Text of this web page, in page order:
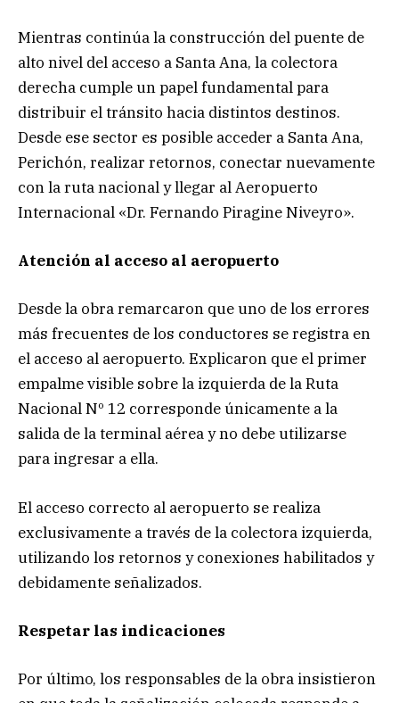
Mientras continúa la construcción del puente de
alto nivel del acceso a Santa Ana, la colectora
derecha cumple un papel fundamental para
distribuir el tránsito hacia distintos destinos.
Desde ese sector es posible acceder a Santa Ana,
Perichón, realizar retornos, conectar nuevamente
con la ruta nacional y llegar al Aeropuerto
Internacional «Dr. Fernando Piragine Niveyro».
Atención al acceso al aeropuerto
Desde la obra remarcaron que uno de los errores
más frecuentes de los conductores se registra en
el acceso al aeropuerto. Explicaron que el primer
empalme visible sobre la izquierda de la Ruta
Nacional Nº 12 corresponde únicamente a la
salida de la terminal aérea y no debe utilizarse
para ingresar a ella.
El acceso correcto al aeropuerto se realiza
exclusivamente a través de la colectora izquierda,
utilizando los retornos y conexiones habilitados y
debidamente señalizados.
Respetar las indicaciones
Por último, los responsables de la obra insistieron